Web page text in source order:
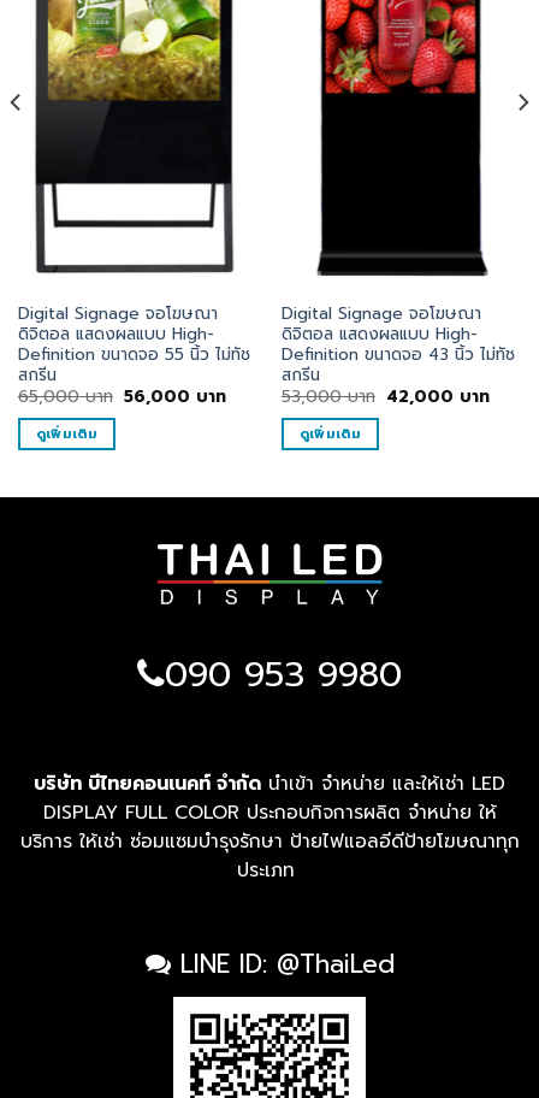
Digital Signage จอโฆษณา
ดิจิตอล แสดงผลแบบ High-
Definition ขนาดจอ 55 นิ้ว ไม่ทัช
สกรีน
65,000บาท Original
price
56,000 บาทCurrent
56,000
ดูเพิ่มเติม
Digital Signage จอโฆษณา
ดิจิตอล แสดงผลแบบ High-
Definition ขนาดจอ 43 นิ้ว ไม่ทัช
สกรีน
53,000บาท Original
price
42,000 บาท
ดูเพิ่มเติม
090 953 9980
บริษัท บีไทยคอนเนคท์ จำกัด นำเข้า จำหน่าย และให้เช่า LED
DISPLAY FULL COLOR ประกอบกิจการผลิต จำหน่าย ให้
บริการ ให้เช่า ซ่อมแซมบำรุงรักษา ป้ายไฟแอลอีดีป้ายโฆษณาทุก
ประเภท
LINE ID: @ThaiLed